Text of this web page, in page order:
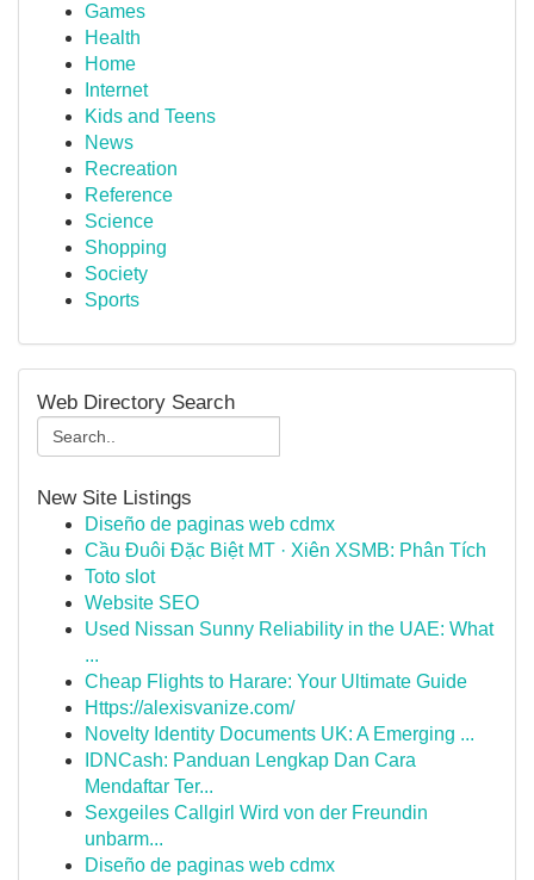
Games
Health
Home
Internet
Kids and Teens
News
Recreation
Reference
Science
Shopping
Society
Sports
Web Directory Search
New Site Listings
Diseño de paginas web cdmx
Cầu Đuôi Đặc Biệt MT · Xiên XSMB: Phân Tích
Toto slot
Website SEO
Used Nissan Sunny Reliability in the UAE: What
...
Cheap Flights to Harare: Your Ultimate Guide
Https://alexisvanize.com/
Novelty Identity Documents UK: A Emerging ...
IDNCash: Panduan Lengkap Dan Cara
Mendaftar Ter...
Sexgeiles Callgirl Wird von der Freundin
unbarm...
Diseño de paginas web cdmx